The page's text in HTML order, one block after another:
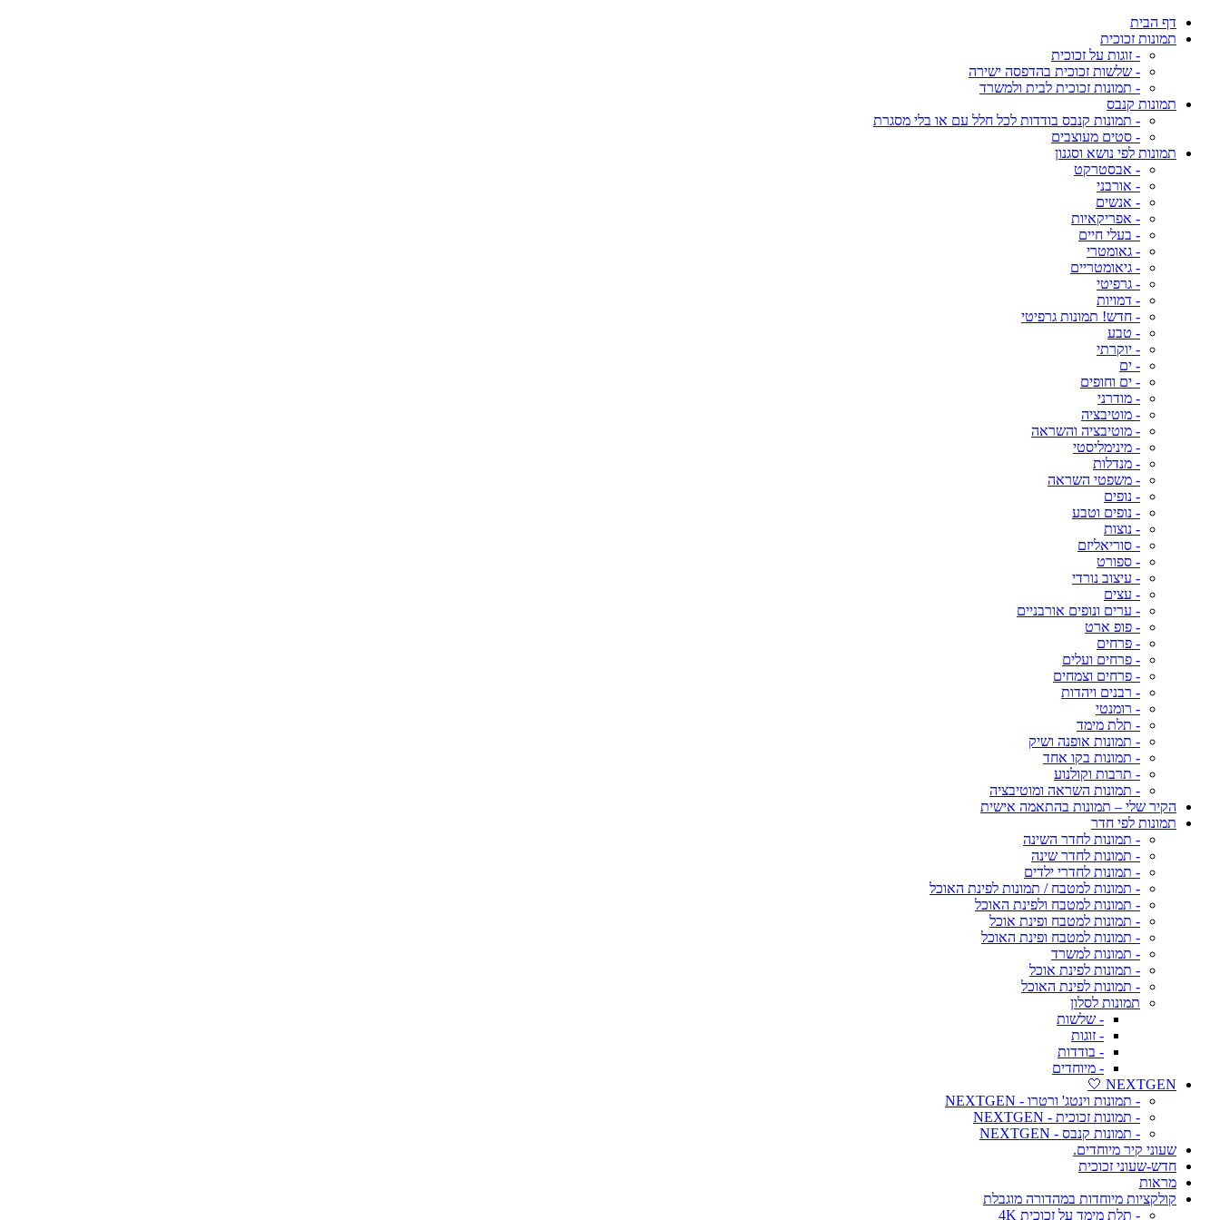
דף הבית
תמונות זכוכית
- זוגות על זכוכית
- שלשות זכוכית בהדפסה ישירה
- תמונות זכוכית לבית ולמשרד
תמונות קנבס
- תמונות קנבס בודדות לכל חלל עם או בלי מסגרת
- סטים מעוצבים
תמונות לפי נושא וסגנון
- אבסטרקט
- אורבני
- אנשים
- אפריקאיות
- בעלי חיים
- גאומטרי
- גיאומטריים
- גרפיטי
- דמויות
- חדש! תמונות גרפיטי
- טבע
- יוקרתי
- ים
- ים וחופים
- מודרני
- מוטיבציה
- מוטיבציה והשראה
- מינימליסטי
- מנדלות
- משפטי השראה
- נופים
- נופים וטבע
- נוצות
- סוריאליזם
- ספורט
- עיצוב נורדי
- עצים
- ערים ונופים אורבניים
- פופ ארט
- פרחים
- פרחים ועלים
- פרחים וצמחים
- רבנים ויהדות
- רומנטי
- תלת מימד
- תמונות אופנה ושיק
- תמונות בקו אחד
- תרבות וקולנוע
- תמונות השראה ומוטיבציה
הקיר שלי – תמונות בהתאמה אישית
תמונות לפי חדר
- תמונות לחדר השינה
- תמונות לחדר שינה
- תמונות לחדרי ילדים
- תמונות למטבח / תמונות לפינת האוכל
- תמונות למטבח ולפינת האוכל
- תמונות למטבח ופינת אוכל
- תמונות למטבח ופינת האוכל
- תמונות למשרד
- תמונות לפינת אוכל
- תמונות לפינת האוכל
תמונות לסלון
- שלשות
- זוגות
- בודדות
- מיוחדים
NEXTGEN 🤍
- תמונות וינטג' ורטרו - NEXTGEN
- תמונות זכוכית - NEXTGEN
- תמונות קנבס - NEXTGEN
שעוני קיר מיוחדים.
חדש-שעוני זכוכית
מראות
קולקציות מיוחדות במהדורה מוגבלת
- תלת מימד על זכוכית 4K